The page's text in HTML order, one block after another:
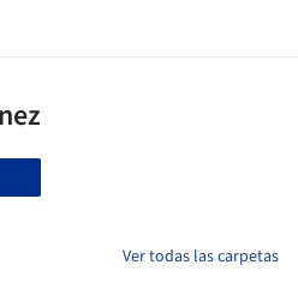
Ver todas las carpetas